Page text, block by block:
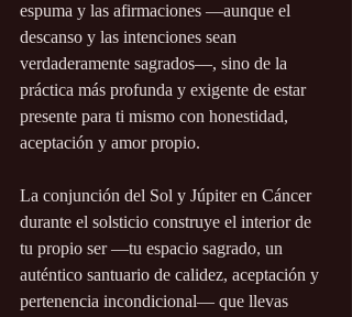
espuma y las afirmaciones —aunque el
descanso y las intenciones sean
verdaderamente sagrados—, sino de la
práctica más profunda y exigente de estar
presente para ti mismo con honestidad,
aceptación y amor propio.
La conjunción del Sol y Júpiter en Cáncer
durante el solsticio construye el interior de
tu propio ser —tu espacio sagrado, un
auténtico santuario de calidez, aceptación y
pertenencia incondicional— que llevas